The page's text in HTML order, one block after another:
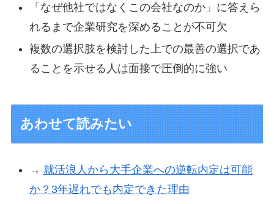
「なぜ他社ではなくこの会社なのか」に答えら
れるまで企業研究を深めることが不可欠
複数の選択肢を検討した上での最善の選択であ
ることを示せる人は面接で圧倒的に強い
あわせて読みたい
→ 就活浪人から大手企業への逆転内定は可能
か？3年遅れでも内定できた理由